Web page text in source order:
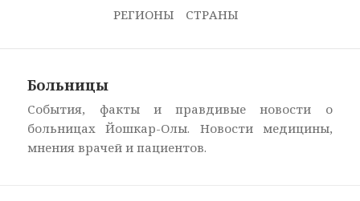
РЕГИОНЫ
СТРАНЫ
Больницы
События, факты и правдивые новости о
больницах Йошкар-Олы. Новости медицины,
мнения врачей и пациентов.